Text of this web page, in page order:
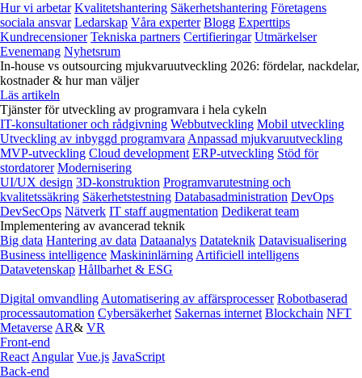
Hur vi arbetar Kvalitetshantering Säkerhetshantering Företagens
sociala ansvar Ledarskap Våra experter Blogg Experttips
Kundrecensioner Tekniska partners Certifieringar Utmärkelser
Evenemang Nyhetsrum
In-house vs outsourcing mjukvaruutveckling 2026: fördelar, nackdelar,
kostnader & hur man väljer
Läs artikeln
Tjänster för utveckling av programvara i hela cykeln
IT-konsultationer och rådgivning Webbutveckling Mobil utveckling
Utveckling av inbyggd programvara Anpassad mjukvaruutveckling
MVP-utveckling Cloud development ERP-utveckling Stöd för
stordatorer Modernisering
UI/UX design 3D-konstruktion Programvarutestning och
kvalitetssäkring Säkerhetstestning Databasadministration DevOps
DevSecOps Nätverk IT staff augmentation Dedikerat team
Implementering av avancerad teknik
Big data Hantering av data Dataanalys Datateknik Datavisualisering
Business intelligence Maskininlärning Artificiell intelligens
Datavetenskap Hållbarhet & ESG
Digital omvandling Automatisering av affärsprocesser Robotbaserad
processautomation Cybersäkerhet Sakernas internet Blockchain NFT
Metaverse AR& VR
Front-end
React Angular Vue.js JavaScript
Back-end